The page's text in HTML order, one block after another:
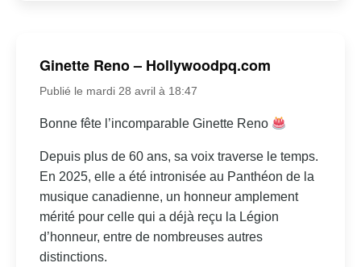
Ginette Reno – Hollywoodpq.com
Publié le mardi 28 avril à 18:47
Bonne fête l’incomparable Ginette Reno
Depuis plus de 60 ans, sa voix traverse le temps.
En 2025, elle a été intronisée au Panthéon de la
musique canadienne, un honneur amplement
mérité pour celle qui a déjà reçu la Légion
d’honneur, entre de nombreuses autres
distinctions.